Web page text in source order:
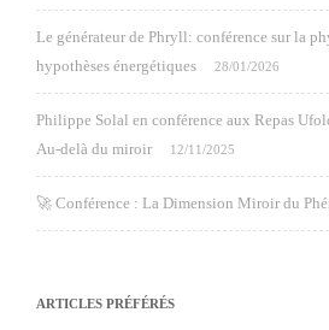
Le générateur de Phryll: conférence sur la
hypothèses énergétiques
28/01/2026
Philippe Solal en conférence aux Repas
Au-delà du miroir
12/11/2025
🚀 Conférence : La Dimension Miroir du
ARTICLES PRÉFÉRÉS